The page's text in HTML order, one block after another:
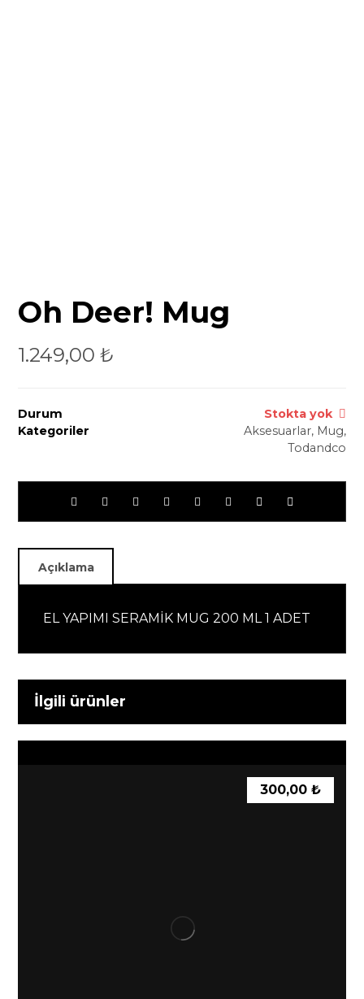
Oh Deer! Mug
1.249,00₺
Durum
Stokta yok
Kategoriler
Aksesuarlar, Mug,
Todandco
Açıklama
EL YAPIMI SERAMİK MUG 200 ML 1 ADET
İlgili ürünler
300,00 ₺